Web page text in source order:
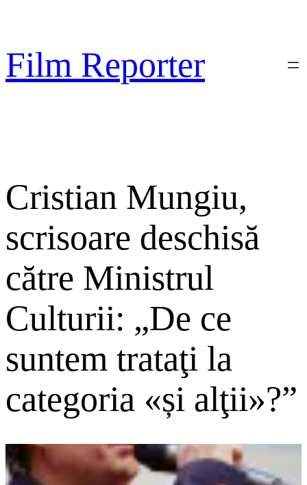
conținut
Film Reporter
Cristian Mungiu,
scrisoare deschisă
către Ministrul
Culturii: „De ce
suntem trataţi la
categoria «și alţii»?”